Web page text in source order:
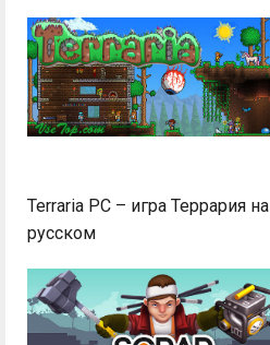
Terraria PC – игра Террария на
русском